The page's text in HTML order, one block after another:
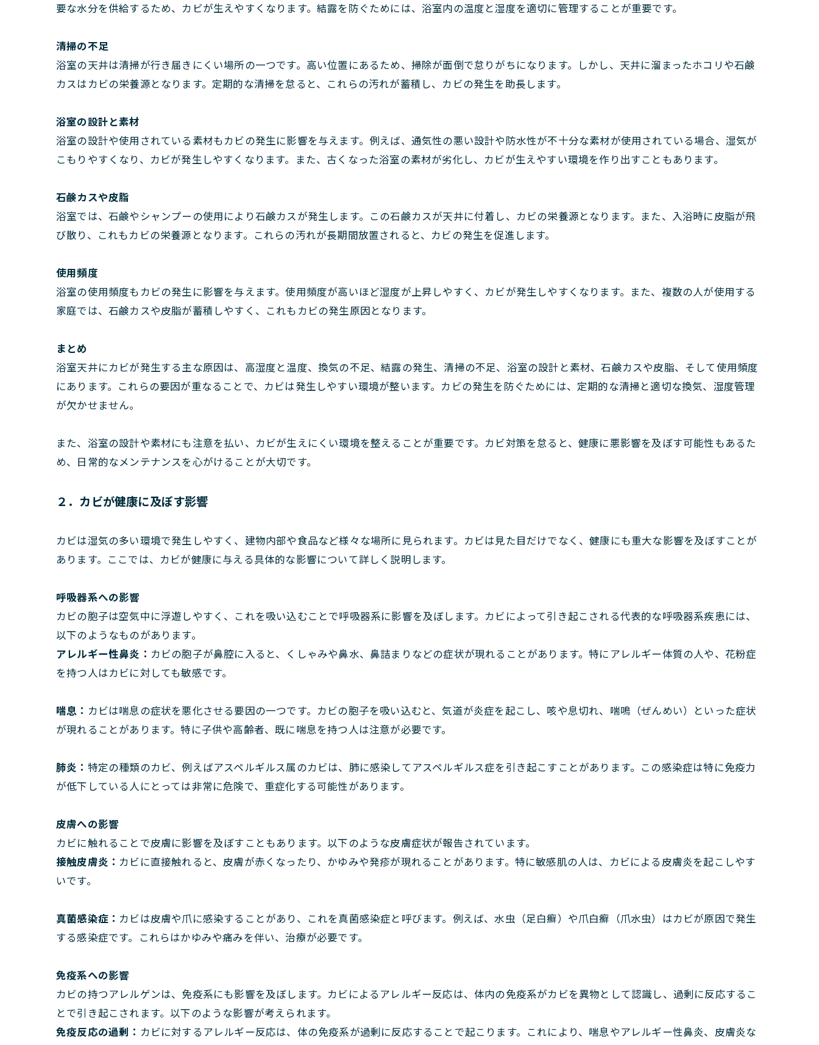
要な水分を供給するため、カビが生えやすくなります。結露を防ぐためには、浴室内の温度と湿度を適切に管理することが重要です。
清掃の不足
浴室の天井は清掃が行き届きにくい場所の一つです。高い位置にあるため、掃除が面倒で怠りがちになります。しかし、天井に溜まったホコリや石鹸
カスはカビの栄養源となります。定期的な清掃を怠ると、これらの汚れが蓄積し、カビの発生を助長します。
浴室の設計と素材
浴室の設計や使用されている素材もカビの発生に影響を与えます。例えば、通気性の悪い設計や防水性が不十分な素材が使用されている場合、湿気が
こもりやすくなり、カビが発生しやすくなります。また、古くなった浴室の素材が劣化し、カビが生えやすい環境を作り出すこともあります。
石鹸カスや皮脂
浴室では、石鹸やシャンプーの使用により石鹸カスが発生します。この石鹸カスが天井に付着し、カビの栄養源となります。また、入浴時に皮脂が飛
び散り、これもカビの栄養源となります。これらの汚れが長期間放置されると、カビの発生を促進します。
使用頻度
浴室の使用頻度もカビの発生に影響を与えます。使用頻度が高いほど湿度が上昇しやすく、カビが発生しやすくなります。また、複数の人が使用する
家庭では、石鹸カスや皮脂が蓄積しやすく、これもカビの発生原因となります。
まとめ
浴室天井にカビが発生する主な原因は、高湿度と温度、換気の不足、結露の発生、清掃の不足、浴室の設計と素材、石鹸カスや皮脂、そして使用頻度
にあります。これらの要因が重なることで、カビは発生しやすい環境が整います。カビの発生を防ぐためには、定期的な清掃と適切な換気、湿度管理
が欠かせません。
また、浴室の設計や素材にも注意を払い、カビが生えにくい環境を整えることが重要です。カビ対策を怠ると、健康に悪影響を及ぼす可能性もあるた
め、日常的なメンテナンスを心がけることが大切です。
２．カビが健康に及ぼす影響
カビは湿気の多い環境で発生しやすく、建物内部や食品など様々な場所に見られます。カビは見た目だけでなく、健康にも重大な影響を及ぼすことが
あります。ここでは、カビが健康に与える具体的な影響について詳しく説明します。
呼吸器系への影響
カビの胞子は空気中に浮遊しやすく、これを吸い込むことで呼吸器系に影響を及ぼします。カビによって引き起こされる代表的な呼吸器系疾患には、
以下のようなものがあります。
アレルギー性鼻炎： カビの胞子が鼻腔に入ると、くしゃみや鼻水、鼻詰まりなどの症状が現れることがあります。特にアレルギー体質の人や、花粉症
を持つ人はカビに対しても敏感です。
喘息： カビは喘息の症状を悪化させる要因の一つです。カビの胞子を吸い込むと、気道が炎症を起こし、咳や息切れ、喘鳴（ぜんめい）といった症状
が現れることがあります。特に子供や高齢者、既に喘息を持つ人は注意が必要です。
肺炎： 特定の種類のカビ、例えばアスペルギルス属のカビは、肺に感染してアスペルギルス症を引き起こすことがあります。この感染症は特に免疫力
が低下している人にとっては非常に危険で、重症化する可能性があります。
皮膚への影響
カビに触れることで皮膚に影響を及ぼすこともあります。以下のような皮膚症状が報告されています。
接触皮膚炎： カビに直接触れると、皮膚が赤くなったり、かゆみや発疹が現れることがあります。特に敏感肌の人は、カビによる皮膚炎を起こしやす
いです。
真菌感染症： カビは皮膚や爪に感染することがあり、これを真菌感染症と呼びます。例えば、水虫（足白癬）や爪白癬（爪水虫）はカビが原因で発生
する感染症です。これらはかゆみや痛みを伴い、治療が必要です。
免疫系への影響
カビの持つアレルゲンは、免疫系にも影響を及ぼします。カビによるアレルギー反応は、体内の免疫系がカビを異物として認識し、過剰に反応するこ
とで引き起こされます。以下のような影響が考えられます。
免疫反応の過剰： カビに対するアレルギー反応は、体の免疫系が過剰に反応することで起こります。これにより、喘息やアレルギー性鼻炎、皮膚炎な